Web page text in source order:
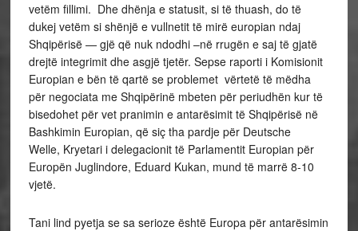
vetëm fillimi. Dhe dhënja e statusit, si të thuash, do të
dukej vetëm si shënjë e vullnetit të mirë europian ndaj
Shqipërisë — gjë që nuk ndodhi –në rrugën e saj të gjatë
drejtë integrimit dhe asgjë tjetër. Sepse raporti i Komisionit
Europian e bën të qartë se problemet vërtetë të mëdha
për negociata me Shqipërinë mbeten për periudhën kur të
bisedohet për vet pranimin e antarësimit të Shqipërisë në
Bashkimin Europian, që siç tha pardje për Deutsche
Welle, Kryetari i delegacionit të Parlamentit Europian për
Europën Juglindore, Eduard Kukan, mund të marrë 8-10
vjetë.
Tani lind pyetja se sa serioze është Europa për antarësimin